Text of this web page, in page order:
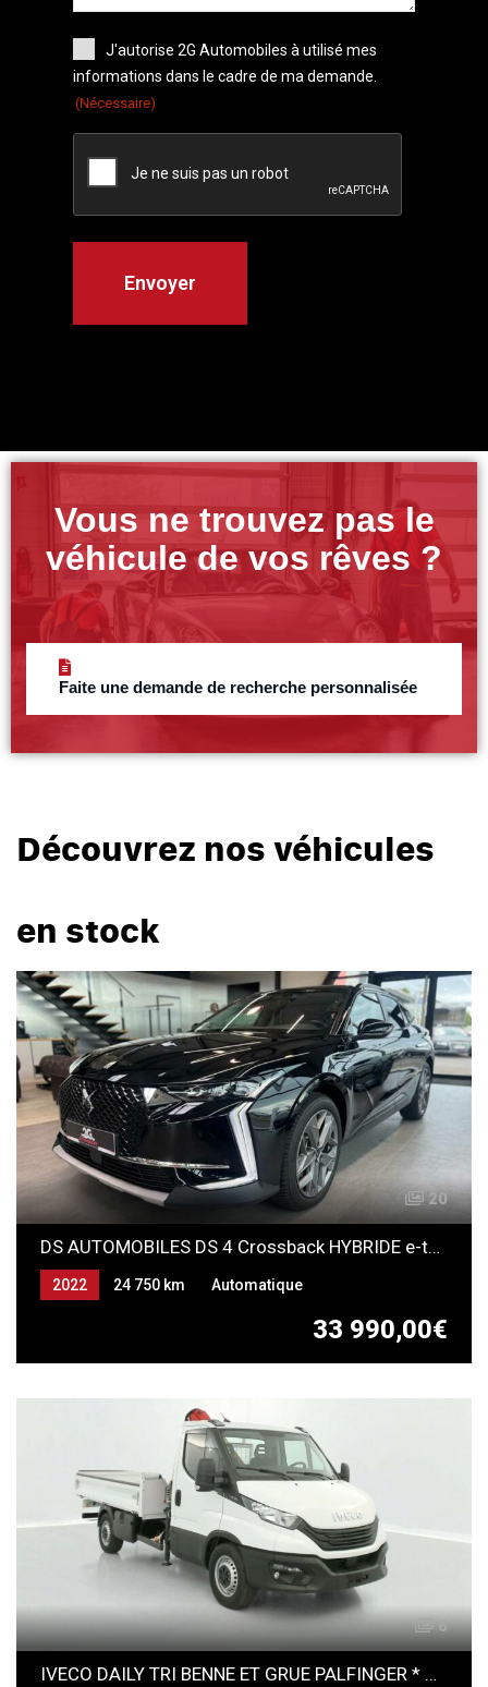
J'autorise 2G Automobiles à utilisé mes
informations dans le cadre de ma demande.
(Nécessaire)
Vous ne trouvez pas le
véhicule de vos rêves ?
Faite une demande de recherche personnalisée
Découvrez nos véhicules
en stock
20
DS AUTOMOBILES DS 4 Crossback HYBRIDE e-tense TROCADERO
33 990,00€
2022 24 750 km
Automatique
6
IVECO DAILY TRI BENNE ET GRUE PALFINGER * NEUF *